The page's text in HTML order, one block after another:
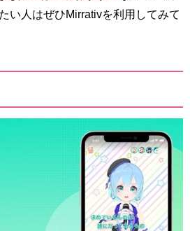
い人はぜひMirrativを利用してみて